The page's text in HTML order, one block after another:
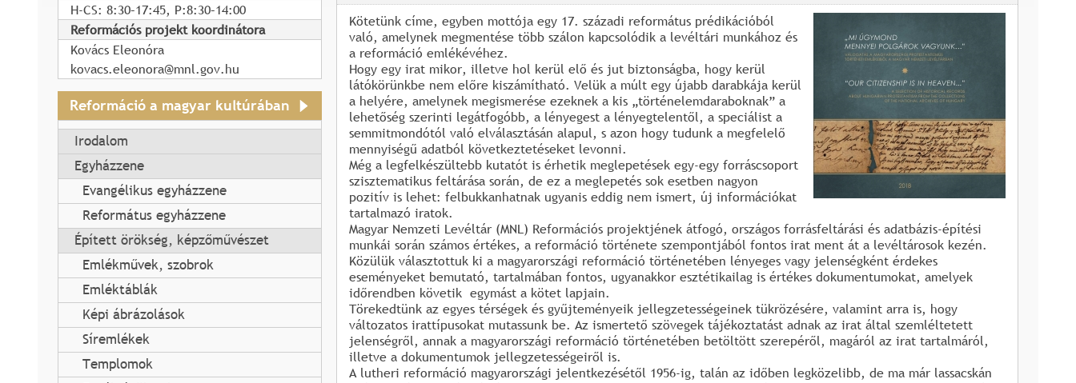
H-CS: 8:30–17:45, P:8:30–14:00
Reformációs projekt koordinátora
Kovács Eleonóra
kovacs.eleonora@mnl.gov.hu
Reformáció a magyar kultúrában
Irodalom
Egyházzene
Evangélikus egyházzene
Református egyházzene
Épített örökség, képzőművészet
Emlékművek, szobrok
Emléktáblák
Képi ábrázolások
Síremlékek
Templomok
Kötetünk címe, egyben mottója egy 17. századi református prédikációból
való, amelynek megmentése több szálon kapcsolódik a levéltári munkához és
a reformáció emlékévéhez.
Hogy egy irat mikor, illetve hol kerül elő és jut biztonságba, hogy kerül
látókörünkbe nem előre kiszámítható. Velük a múlt egy újabb darabkája kerül
a helyére, amelynek megismerése ezeknek a kis „történelemdaraboknak” a
lehetőség szerinti legátfogóbb, a lényegest a lényegtelentől, a speciálist a
semmitmondótól való elválasztásán alapul, s azon hogy tudunk a megfelelő
mennyiségű adatból következtetéseket levonni.
Még a legfelkészültebb kutatót is érhetik meglepetések egy-egy forráscsoport
szisztematikus feltárása során, de ez a meglepetés sok esetben nagyon
pozitív is lehet: felbukkanhatnak ugyanis eddig nem ismert, új információkat
tartalmazó iratok.
Magyar Nemzeti Levéltár (MNL) Reformációs projektjének átfogó, országos forrásfeltárási és adatbázis-építési
munkái során számos értékes, a reformáció története szempontjából fontos irat ment át a levéltárosok kezén.
Közülük választottuk ki a magyarországi reformáció történetében lényeges vagy jelenségként érdekes
eseményeket bemutató, tartalmában fontos, ugyanakkor esztétikailag is értékes dokumentumokat, amelyek
időrendben követik egymást a kötet lapjain.
Törekedtünk az egyes térségek és gyűjteményeik jellegzetességeinek tükrözésére, valamint arra is, hogy
változatos irattípusokat mutassunk be. Az ismertető szövegek tájékoztatást adnak az irat által szemléltetett
jelenségről, annak a magyarországi reformáció történetében betöltött szerepéről, magáról az irat tartalmáról,
illetve a dokumentumok jellegzetességeiről is.
A lutheri reformáció magyarországi jelentkezésétől 1956-ig, talán az időben legközelibb, de ma már lassacskán